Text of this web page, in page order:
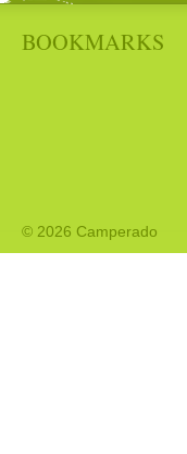
BOOKMARKS
© 2026 Camperado